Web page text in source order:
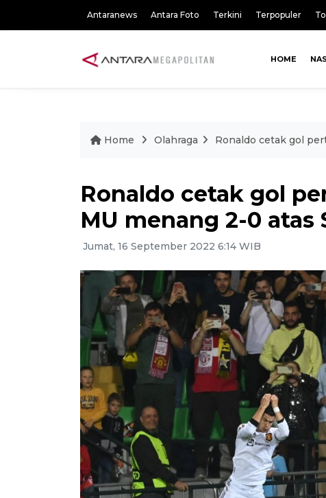
Antaranews Antara Foto Terkini Terpopuler
HOME
Home Olahraga Ronaldo cetak gol
Ronaldo cetak gol
MU menang 2-0 atas
Jumat, 16 September 2022 6:14 WIB